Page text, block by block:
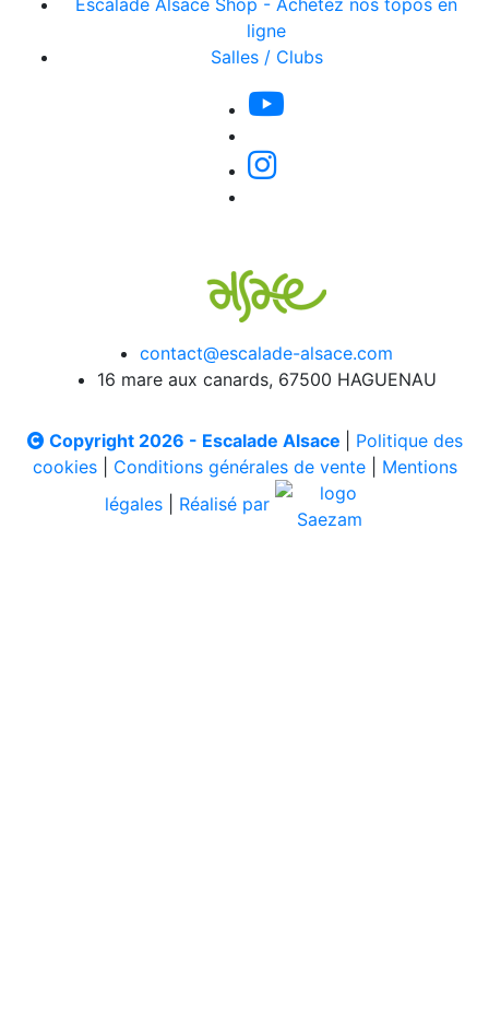
Escalade Alsace Shop - Achetez nos topos en
ligne
Salles / Clubs
contact@escalade-alsace.com
16 mare aux canards, 67500 HAGUENAU
Copyright 2026 - Escalade Alsace
Politique des
cookies| Conditions générales de vente| Mentions
légales
Réalisé par